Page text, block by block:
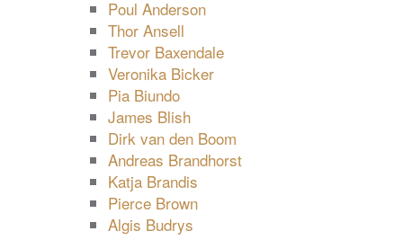
Poul Anderson
Thor Ansell
Trevor Baxendale
Veronika Bicker
Pia Biundo
James Blish
Dirk van den Boom
Andreas Brandhorst
Katja Brandis
Pierce Brown
Algis Budrys